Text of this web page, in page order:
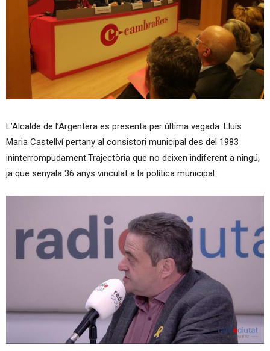
L’Alcalde de l’Argentera es presenta per última vegada. Lluís
Maria Castellví pertany al consistori municipal des del 1983
ininterrompudament.Trajectòria que no deixen indiferent a ningú,
ja que senyala 36 anys vinculat a la política municipal.